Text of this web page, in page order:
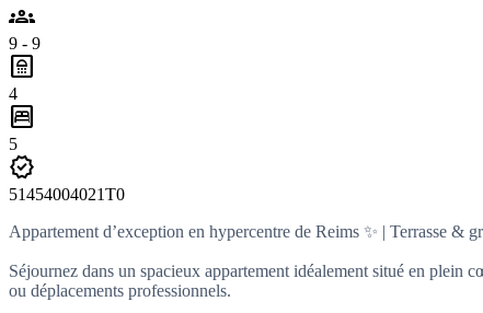
groups
9 - 9
bathroom
4
bedroom_parent
5
verified
51454004021T0
Appartement d’exception en hypercentre de Reims ✨ | Terrasse &
Séjournez dans un spacieux appartement idéalement situé en plein
ou déplacements professionnels.